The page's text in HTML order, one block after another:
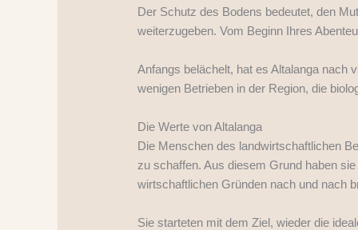
Der Schutz des Bodens bedeutet, den
weiterzugeben. Vom Beginn Ihres
Anfangs belächelt, hat es Altalanga nach
wenigen Betrieben in der Region, die
Die Werte von Altalanga
Die Menschen des landwirtschaftlichen
zu schaffen. Aus diesem Grund haben
wirtschaftlichen Gründen nach und nach
Sie starteten mit dem Ziel, wieder die